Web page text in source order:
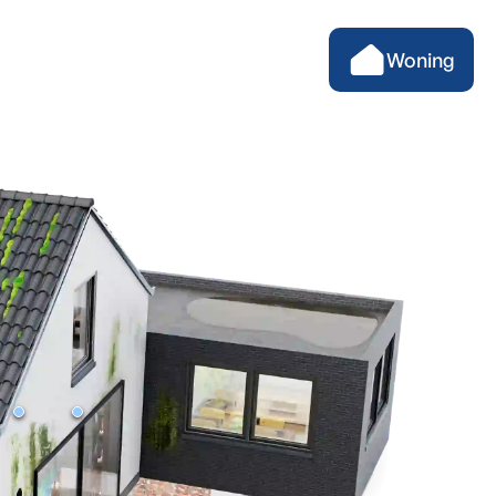
Woning
Mos op het dak en/of de gevel
Natte buitenmuur